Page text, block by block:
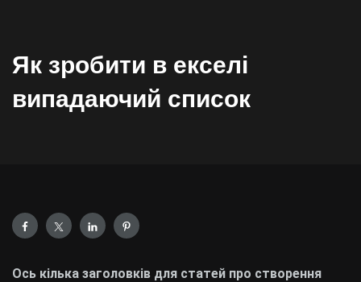
Як зробити в екселі
випадаючий список
Ось кілька заголовків для статей про створення